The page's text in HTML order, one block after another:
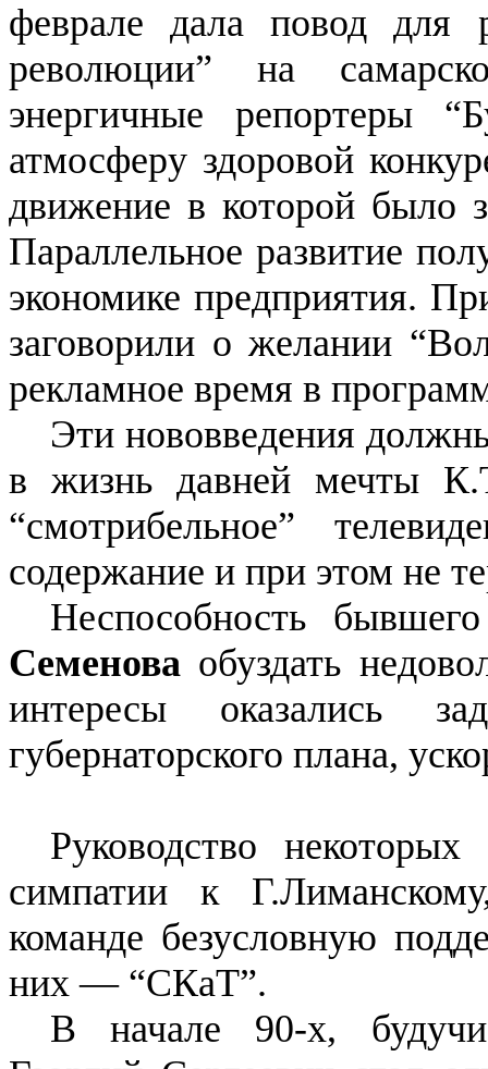
феврале дала повод для
революции” на
энергичные репортеры
атмосферу здоровой
движение в которой было
Параллельное развитие
экономике предприятия.
заговорили о желании
рекламное время в
Эти нововведения
в жизнь давней мечты
“смотрибельное”
содержание и при этом не
Неспособность
Семенова обуздать
интересы оказались
губернаторского плана,
Руководство
симпатии к
команде безусловную
них — “СКаТ”.
В начале 90-х, будучи